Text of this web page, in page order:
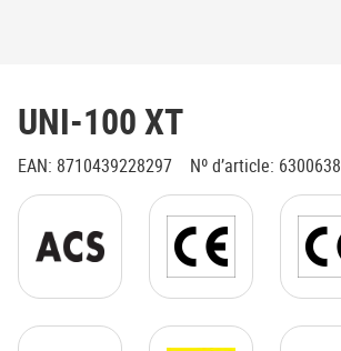
UNI-100 XT
EAN: 8710439228297 Nº d’article: 6300638